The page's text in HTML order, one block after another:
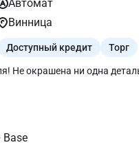
Автомат
Винница
Доступный кредит Торг
Не окрашена ни одна
сидений - парктроники -
фар - 3-хзонный климат-
зеркала - система
противоугонная
Реальному покупателю
І поколение • Plus 1.8 PHEV AT (99 к.с.) • Base